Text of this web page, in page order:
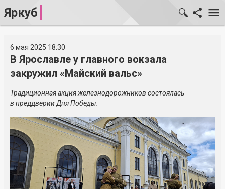
Яркуб
6 мая 2025 18:30
В Ярославле у главного вокзала
закружил «Майский вальс»
Традиционная акция железнодорожников состоялась
в преддверии Дня Победы.